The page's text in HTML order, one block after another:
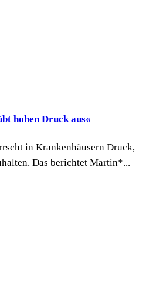
hohen Druck aus«
in Krankenhäusern Druck,
Das berichtet Martin*...